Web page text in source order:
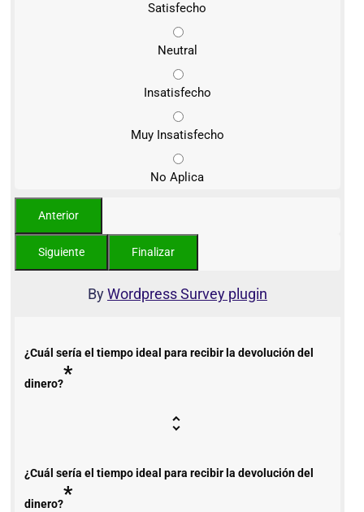
Satisfecho
Neutral
Insatisfecho
Muy Insatisfecho
No Aplica
ByWordpress Survey plugin
¿Cuál sería el tiempo ideal para recibir la devolución del
dinero?*
¿Cuál sería el tiempo ideal para recibir la devolución del
dinero?*